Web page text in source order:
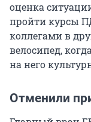
оценка
пройти курсы
коллегами в
велосипед,
на него
Отменили